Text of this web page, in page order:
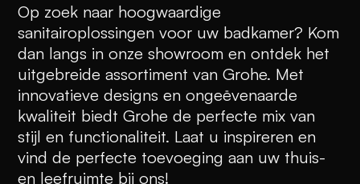
Op zoek naar hoogwaardige
sanitairoplossingen voor uw badkamer? Kom
dan langs in onze showroom en ontdek het
uitgebreide assortiment van Grohe. Met
innovatieve designs en ongeëvenaarde
kwaliteit biedt Grohe de perfecte mix van
stijl en functionaliteit. Laat u inspireren en
vind de perfecte toevoeging aan uw thuis-
en leefruimte bij ons!